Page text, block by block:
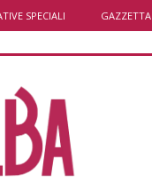
SPECIALI